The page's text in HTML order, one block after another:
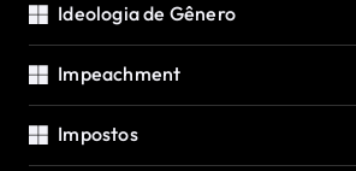
Ideologia de Gênero
Impeachment
Impostos